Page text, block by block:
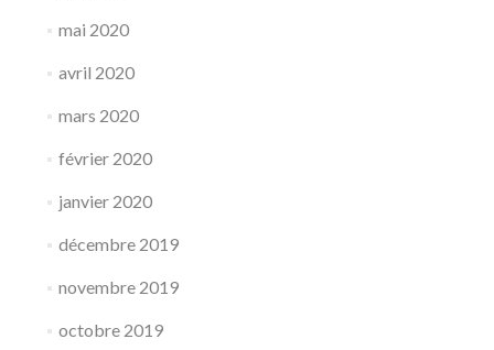
mai 2020
avril 2020
mars 2020
février 2020
janvier 2020
décembre 2019
novembre 2019
octobre 2019